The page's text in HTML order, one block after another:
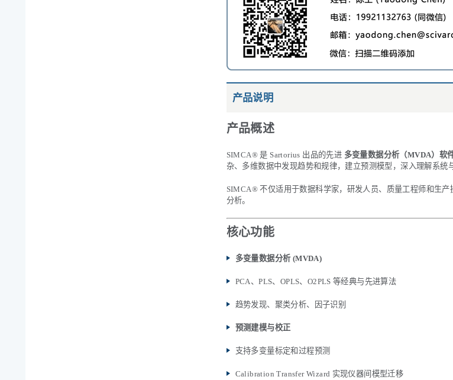
产品说明
产品概述
SIMCA® 是 Sartorius 出品的先进 多变量数据分析（MVDA）软
杂、多维数据中发现趋势和规律，建立预测模型，深入理解系统
SIMCA® 不仅适用于数据科学家，研发人员、质量工程师和生
分析。
核心功能
多变量数据分析 (MVDA)
PCA、PLS、OPLS、O2PLS 等经典与先进算法
趋势发现、聚类分析、因子识别
预测建模与校正
支持多变量标定和过程预测
Calibration Transfer Wizard 实现仪器间模型迁移